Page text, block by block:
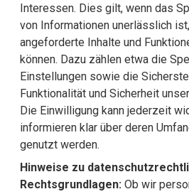
Interessen. Dies gilt, wenn das
von Informationen unerlässlich
angeforderte Inhalte und
können. Dazu zählen etwa die
Einstellungen sowie die
Funktionalität und Sicherheit
Die Einwilligung kann jederzeit
informieren klar über deren
genutzt werden.
Hinweise zu
Rechtsgrundlagen: Ob wir